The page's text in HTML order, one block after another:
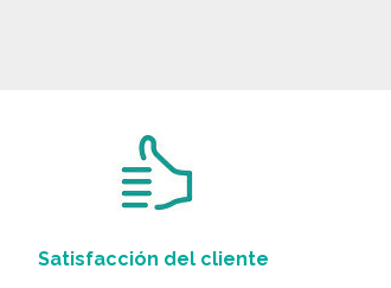
Satisfacción del cliente